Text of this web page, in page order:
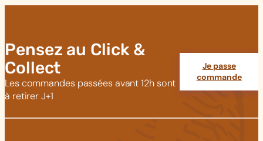
Pensez au Click &
Collect
Les commandes passées avant 12h sont
à retirer J+1
Je passe
commande